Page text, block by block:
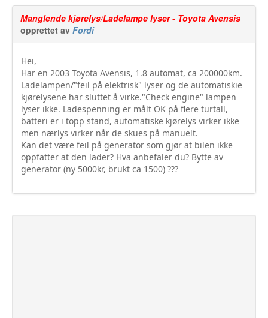
Hordaland
Møre og Romsdal
Nord Trøndelag
Nordland
Oslo
Oppland
Rogaland
Sogn og Fjordane
Manglende kjørelys/Ladelampe lyser - Toyota Avensis
opprettet av Fordi
Hei,
Har en 2003 Toyota Avensis, 1.8 automat, ca 200000km.
Ladelampen/"feil på elektrisk" lyser og de automatiskie
kjørelysene har sluttet å virke."Check engine" lampen
lyser ikke. Ladespenning er målt OK på flere turtall,
batteri er i topp stand, automatiske kjørelys virker ikke
men nærlys virker når de skues på manuelt.
Kan det være feil på generator som gjør at bilen ikke
oppfatter at den lader? Hva anbefaler du? Bytte av
generator (ny 5000kr, brukt ca 1500) ???